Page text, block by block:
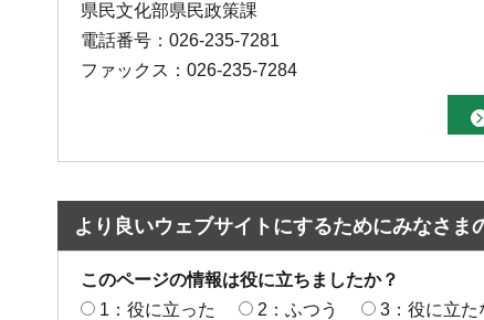
県民文化部県民政策課
電話番号：026-235-7281
ファックス：026-235-7284
より良いウェブサイトにするためにみなさま
このページの情報は役に立ちましたか？
1：役に立った
2：ふつう 3：役に立た